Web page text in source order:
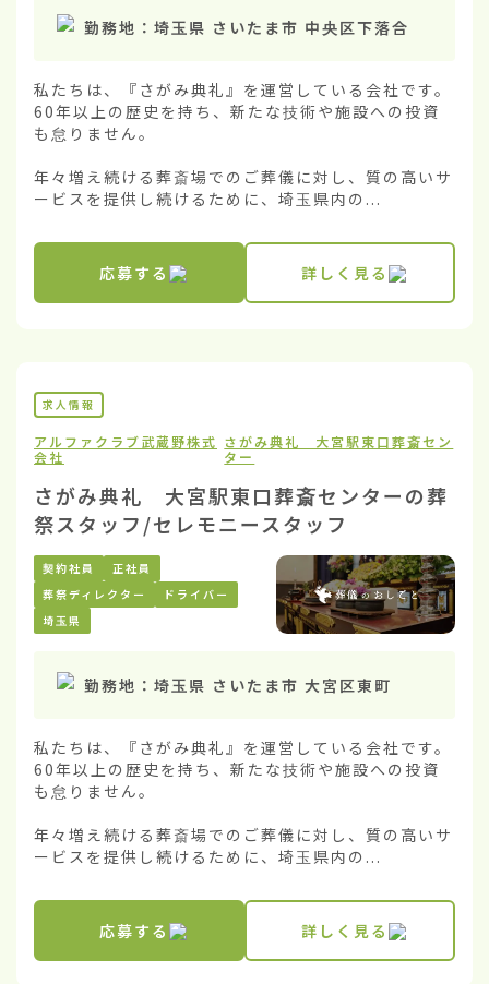
勤務地： 埼玉県 さいたま市 中央区下落合
私たちは、『さがみ典礼』を運営している会社です。
60年以上の歴史を持ち、新たな技術や施設への投資
も怠りません。
年々増え続ける葬斎場でのご葬儀に対し、質の高いサ
ービスを提供し続けるために、埼玉県内の...
応募する 詳しく見る
求人情報
アルファクラブ武蔵野株式
会社
さがみ典礼 大宮駅東口葬斎セン
ター
さがみ典礼 大宮駅東口葬斎センターの葬
祭スタッフ/セレモニースタッフ
契約社員
正社員
葬祭ディレクター
ドライバー
埼玉県
勤務地： 埼玉県 さいたま市 大宮区東町
私たちは、『さがみ典礼』を運営している会社です。
60年以上の歴史を持ち、新たな技術や施設への投資
も怠りません。
年々増え続ける葬斎場でのご葬儀に対し、質の高いサ
ービスを提供し続けるために、埼玉県内の...
応募する 詳しく見る